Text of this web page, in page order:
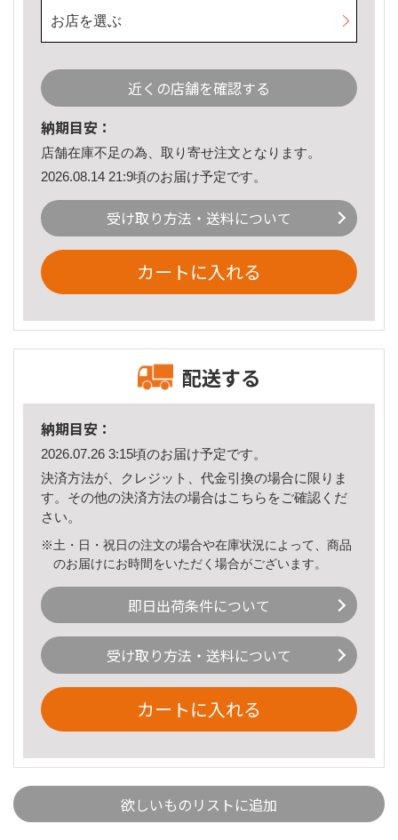
お店を選ぶ
近くの店舗を確認する
納期目安：
店舗在庫不足の為、取り寄せ注文となります。
2026.08.14 21:9頃のお届け予定です。
受け取り方法・送料について
カートに入れる
配送する
納期目安：
2026.07.26 3:15頃のお届け予定です。
決済方法が、クレジット、代金引換の場合に限りま
す。その他の決済方法の場合はこちら をご確認くだ
さい。
※土・日・祝日の注文の場合や在庫状況によって、商品
のお届けにお時間をいただく場合がございます。
即日出荷条件について
受け取り方法・送料について
カートに入れる
欲しいものリストに追加